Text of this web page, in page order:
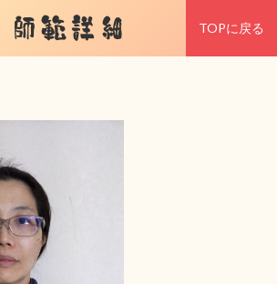
師範詳細 TOPに戻る